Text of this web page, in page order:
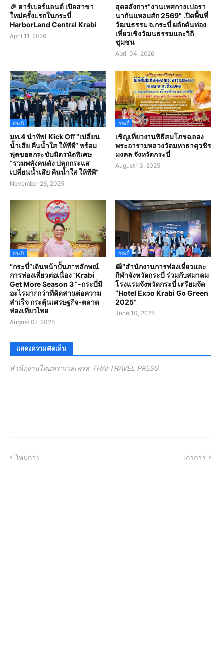
🎉 ฮาร์เบอร์แลนด์ เปิดสาขา
ใหม่ครั้งแรกในกระบี่
HarborLand Central Krabi
April 11, 2026
สุดอลังการ“งานเทศกาลเปอรา
นากันแหลมสัก 2569” เปิดพื้นที่
วัฒนธรรม จ.กระบี่ ผลักดันท่อง
เที่ยวเชิงวัฒนธรรมและวิถี
ชุมชน
April 04, 2026
กระบี่
มท.4 นำทัพ! Kick Off “เปลี่ยน
น้ำเสีย คืนน้ำใส ให้พีพี” พร้อม
ฟุตซอลกระชับมิตรนัดพิเศษ
“รวมพลังคนดัง ปลุกกระแส
เปลี่ยนน้ำเสีย คืนน้ำใส ให้พีพี”
November 26, 2025
กระบี่
เชิญเที่ยวงานพิธีสมโภชฉลอง
พระอารามหลวงวัดมหาธาตุวชิร
มงคล จังหวัดกระบี่
August 13, 2025
กระบี่
“กระบี่”เดินหน้าปั้นภาพลักษณ์
การท่องเที่ยวต่อเนื่อง “Krabi
Get More Season 3 “-กระบี่มี
อะไรมากกว่าที่คิดสานต่อความ
สำเร็จ กระตุ้นเศรษฐกิจ-ตลาด
ท่องเที่ยวไทย
August 07, 2025
กระบี่
📰“สํานักงานการท่องเที่ยวและ
กีฬาจังหวัดกระบี่ ร่วมกับสมาคม
โรงแรมจังหวัดกระบี่ เตรียมจัด
“Hotel Expo Krabi Go Green
2025”
June 10, 2025
แสดงความคิดเห็น
สำนักงานไทยทราเวลเพรส THAI TRAVEL PRESS
ใหม่กว่า เก่ากว่า